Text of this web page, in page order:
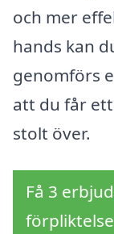
och mer
hands kan
genomförs
att du får
stolt över.
Få 3